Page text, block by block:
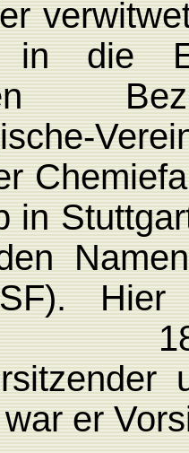
in die
in
er